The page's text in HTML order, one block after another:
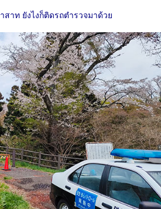
าท ยังไงก็ติดรถตำรวจมาด้วย